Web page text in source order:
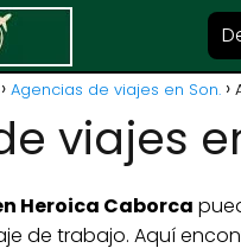
Agencias de viajes en Son.
viajes
Heroica Caborca
de trabajo. Aquí